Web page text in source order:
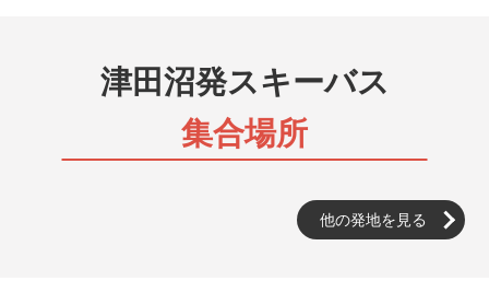
夜発バス（日帰り）
中に帰着するプランです。朝からガッツリ滑れます。当
日19：00まで申込可能です。
夜出発するバスに乗って、早朝スキー場に到着し、宿泊
津田沼発スキーバス
集合場所
他の発地を見る